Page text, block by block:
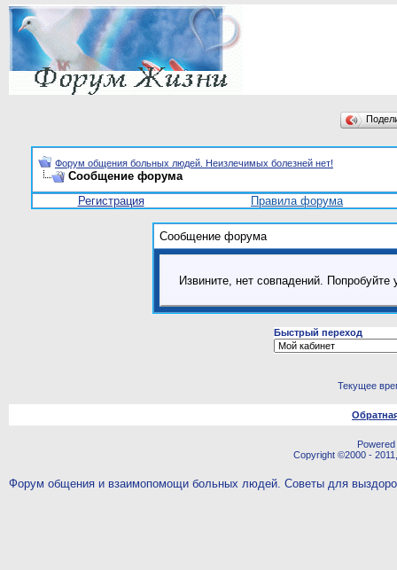
Форум общения больных людей. Неизлечимых болезней нет!
Сообщение форума
Регистрация
Правила форума
Сообщение форума
Извините, нет совпадений.
Быстрый переход
Текущее
Copyright ©2000 -
Форум общения и взаимопомощи больных людей. Советы для